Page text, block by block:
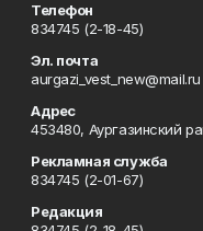
Телефон
834745 (2-18-45)
Эл. почта
aurgazi_vest_new@mail.ru
Адрес
453480, Аургазинский
Рекламная служба
834745 (2-01-67)
Редакция